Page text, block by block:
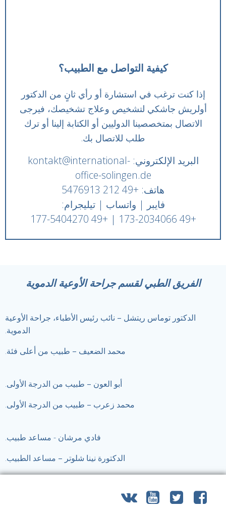
كيفية التواصل مع الطبيب؟
إذا كنت ترغب في استشارة أو رأي ثانٍ من الدكتور
أولريش جاشكي لتشخيص وعلاج تشخيصك، فيرجى
الاتصال بمتخصصينا الدوليين أو الكتابة إلينا أو ترك
طلب للاتصال بك.
البريد الإلكتروني: kontakt@international-
office-solingen.de
هاتف: +49 212 5476913
فايبر | واتساب | تيليجرام:
+49 173-2034066 | +49 177-5404270
الفريق الطبي لقسم جراحة الأوعية الدموية
الدكتور توماس ريتشل – نائب رئيس الأطباء، جراحة الأوعية
الدموية.
محمد الضعيف – طبيب من أعلى فئة.
أبو العون – طبيب من الدرجة الأولى.
محمد زعرب – طبيب من الدرجة الأولى.
فادي مرشان - مساعد طبيب.
الدكتورة نينا شلوتر – مساعد الطبيب.